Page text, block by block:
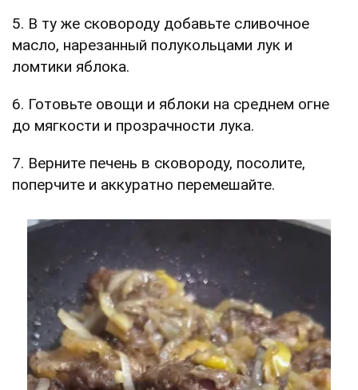
5. В ту же сковороду добавьте сливочное
масло, нарезанный полукольцами лук и
ломтики яблока.
6. Готовьте овощи и яблоки на среднем огне
до мягкости и прозрачности лука.
7. Верните печень в сковороду, посолите,
поперчите и аккуратно перемешайте.